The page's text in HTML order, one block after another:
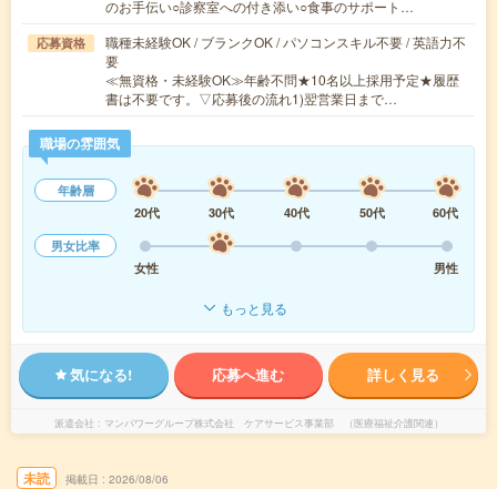
のお手伝い○診察室への付き添い○食事のサポート…
応募資格
職種未経験OK / ブランクOK / パソコンスキル不要 / 英語力不
要
≪無資格・未経験OK≫年齢不問★10名以上採用予定★履歴
書は不要です。▽応募後の流れ1)翌営業日まで…
職場の雰囲気
年齢層
20代
30代 40代 50代
60代
男女比率
女性
男性
もっと見る
気になる! 応募へ進む 詳しく見る
派遣会社 マンパワーグループ株式会社 ケアサービス事業部 （医療福祉介護関連）
未読 掲載日 2026/08/06